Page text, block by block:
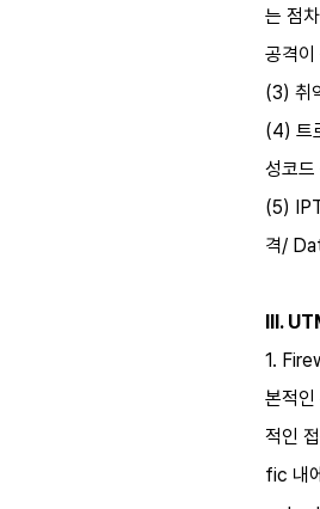
는 점
공격이
(3) 취
(4) 트
성코
(5)
격/
III.
1.
본적인
적인
fic 내